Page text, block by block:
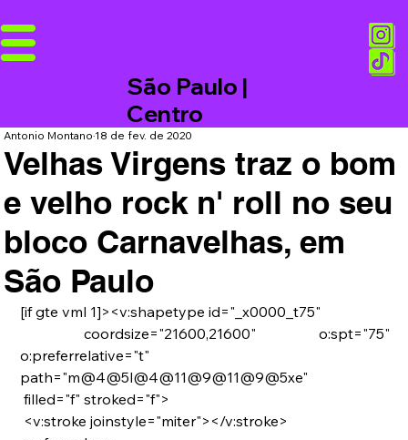
São Paulo |
Centro
Velhas Virgens traz o bom
e velho rock n' roll no seu
bloco Carnavelhas, em
São Paulo
Antonio Montano18 de fev. de 2020
[if gte vml 1]><v:shapetype id="_x0000_t75"
o:preferrelative="t"
path="m@4@5l@4@11@9@11@9@5xe"
filled="f" stroked="f">
<v:stroke joinstyle="miter"></v:stroke>